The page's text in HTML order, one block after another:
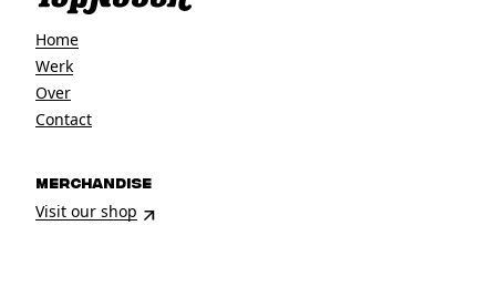
Home
Werk
Over
Contact
MERCHANDISE
Visit our shop